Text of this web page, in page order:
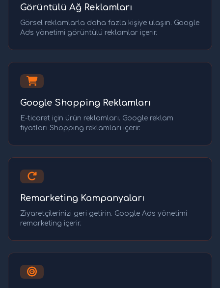
Görüntülü Ağ Reklamları
Görsel reklamlarla daha fazla kişiye ulaşın. Google
Ads yönetimi görüntülü reklamlar içerir.
Google Shopping Reklamları
E-ticaret için ürün reklamları. Google reklam
fiyatları Shopping reklamları içerir.
Remarketing Kampanyaları
Ziyaretçilerinizi geri getirin. Google Ads yönetimi
remarketing içerir.